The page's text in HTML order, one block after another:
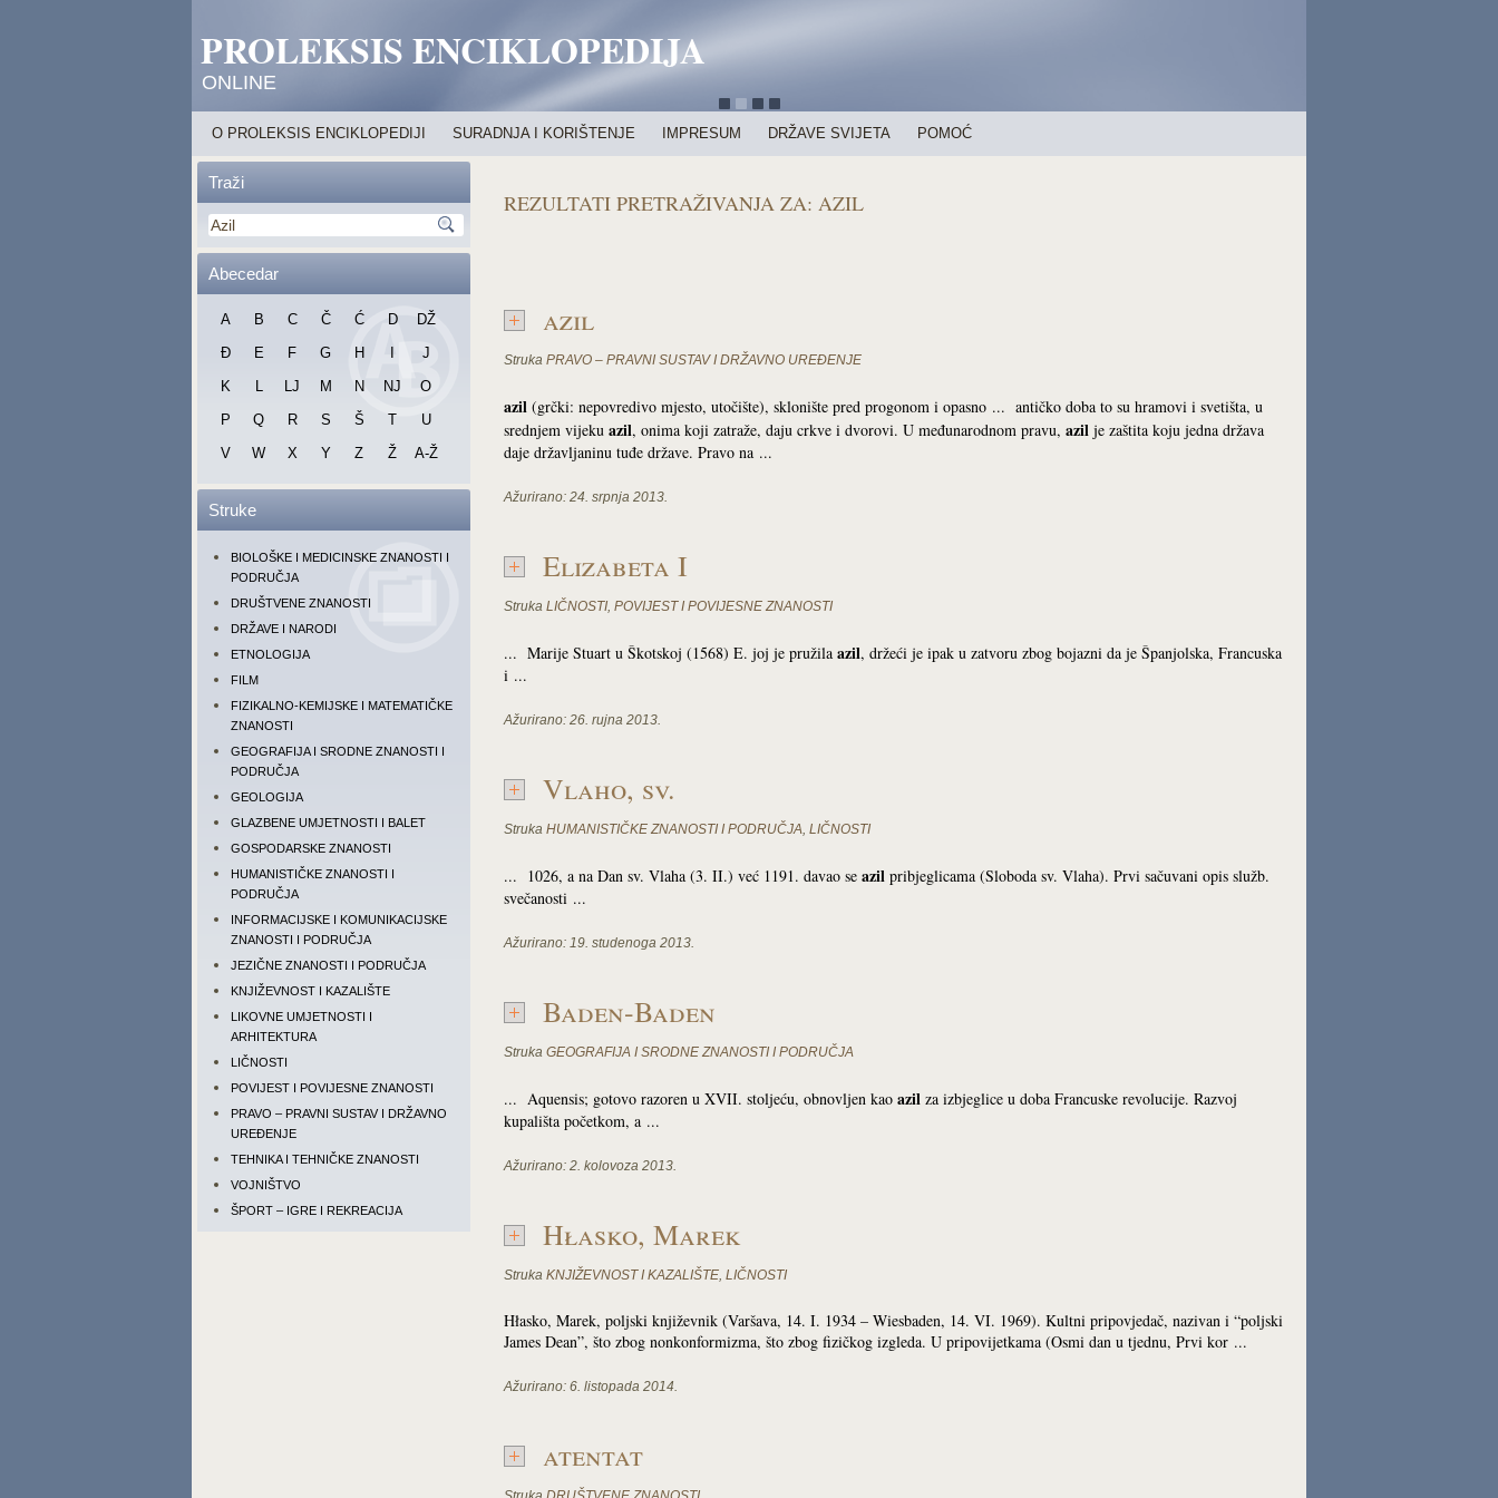
PROLEKSIS ENCIKLOPEDIJA
ONLINE
O PROLEKSIS ENCIKLOPEDIJI SURADNJA I KORIŠTENJE IMPRESUM DRŽAVE SVIJETA POMOĆ
Traži
Abecedar
A B C Č Ć D
DŽ
Đ
E F G H
J
K
L LJ M N NJ
O
P
Q R S Š T
U
V
W X Y Z Ž A-Ž
Struke
BIOLOŠKE I MEDICINSKE ZNANOSTI I
PODRUČJA
DRUŠTVENE ZNANOSTI
DRŽAVE I NARODI
ETNOLOGIJA
FILM
FIZIKALNO-KEMIJSKE I MATEMATIČKE
ZNANOSTI
GEOGRAFIJA I SRODNE ZNANOSTI I
PODRUČJA
GEOLOGIJA
GLAZBENE UMJETNOSTI I BALET
GOSPODARSKE ZNANOSTI
HUMANISTIČKE ZNANOSTI I
PODRUČJA
INFORMACIJSKE I KOMUNIKACIJSKE
ZNANOSTI I PODRUČJA
JEZIČNE ZNANOSTI I PODRUČJA
KNJIŽEVNOST I KAZALIŠTE
LIKOVNE UMJETNOSTI I
ARHITEKTURA
LIČNOSTI
POVIJEST I POVIJESNE ZNANOSTI
PRAVO – PRAVNI SUSTAV I DRŽAVNO
UREĐENJE
TEHNIKA I TEHNIČKE ZNANOSTI
VOJNIŠTVO
ŠPORT – IGRE I REKREACIJA
REZULTATI PRETRAŽIVANJA ZA: AZIL
azil
Struka PRAVO – PRAVNI SUSTAV I DRŽAVNO UREĐENJE
azil (grčki: nepovredivo mjesto, utočište), sklonište pred progonom i opasno ... antičko doba to su hramovi i svetišta, u
srednjem vijeku azil, onima koji zatraže, daju crkve i dvorovi. U međunarodnom pravu, azil je zaštita koju jedna država
daje državljaninu tuđe države. Pravo na ...
Ažurirano: 24. srpnja 2013.
Elizabeta I
Struka LIČNOSTI, POVIJEST I POVIJESNE ZNANOSTI
... Marije Stuart u Škotskoj (1568) E. joj je pružila azil, držeći je ipak u zatvoru zbog bojazni da je Španjolska, Francuska
i ...
Ažurirano: 26. rujna 2013.
Vlaho, sv.
Struka HUMANISTIČKE ZNANOSTI I PODRUČJA, LIČNOSTI
... 1026, a na Dan sv. Vlaha (3. II.) već 1191. davao se azil pribjeglicama (Sloboda sv. Vlaha). Prvi sačuvani opis služb.
svečanosti ...
Ažurirano: 19. studenoga 2013.
Baden-Baden
Struka GEOGRAFIJA I SRODNE ZNANOSTI I PODRUČJA
... Aquensis; gotovo razoren u XVII. stoljeću, obnovljen kao azil za izbjeglice u doba Francuske revolucije. Razvoj
kupališta početkom, a ...
Ažurirano: 2. kolovoza 2013.
Hłasko, Marek
Struka KNJIŽEVNOST I KAZALIŠTE, LIČNOSTI
Hłasko, Marek, poljski književnik (Varšava, 14. I. 1934 – Wiesbaden, 14. VI. 1969). Kultni pripovjedač, nazivan i “poljski
James Dean”, što zbog nonkonformizma, što zbog fizičkog izgleda. U pripovijetkama (Osmi dan u tjednu, Prvi kor ...
Ažurirano: 6. listopada 2014.
atentat